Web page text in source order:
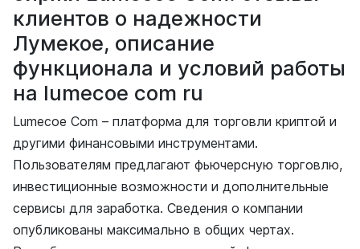
клиентов о надежности
Лумекое, описание
функционала и условий работы
на lumecoe com ru
Lumecoe Com – платформа для торговли криптой и
другими финансовыми инструментами.
Пользователям предлагают фьючерсную торговлю,
инвестиционные возможности и дополнительные
сервисы для заработка. Сведения о компании
опубликованы максимально в общих чертах.